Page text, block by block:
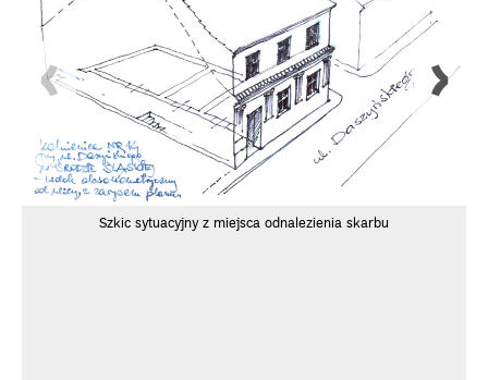
Szkic sytuacyjny z miejsca odnalezienia skarbu